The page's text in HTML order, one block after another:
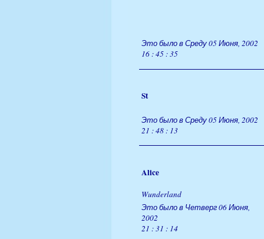
Это было в Среду 05 Июня, 2002
16 : 45 : 35
St
Это было в Среду 05 Июня, 2002
21 : 48 : 13
Alice
Wunderland
Это было в Четверг 06 Июня,
2002
21 : 31 : 14